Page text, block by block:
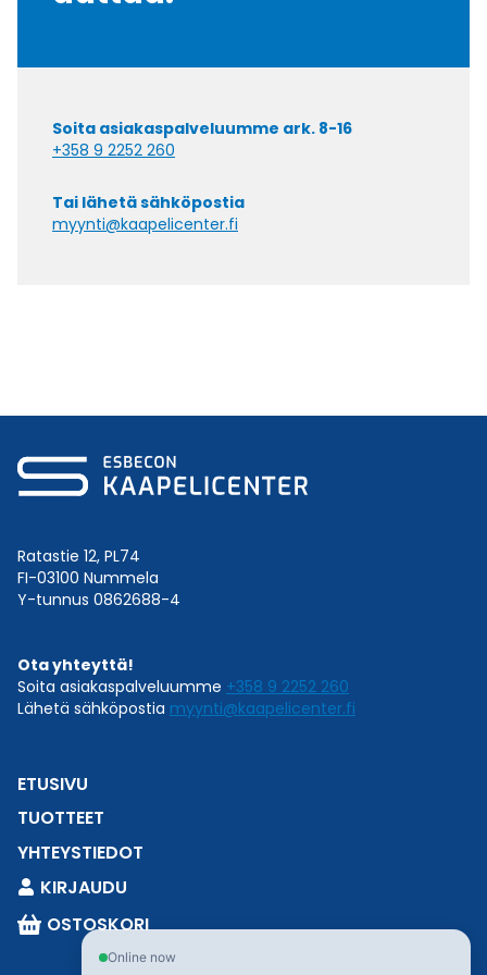
Soita asiakaspalveluumme ark. 8-16
+358 9 2252 260
Tai lähetä sähköpostia
myynti@kaapelicenter.fi
Ratastie 12, PL74
FI-03100 Nummela
Y-tunnus 0862688-4
Ota yhteyttä!
Soita asiakaspalveluumme +358 9 2252 260
Lähetä sähköpostia myynti@kaapelicenter.fi
ETUSIVU
TUOTTEET
YHTEYSTIEDOT
KIRJAUDU
OSTOSKORI
Online now